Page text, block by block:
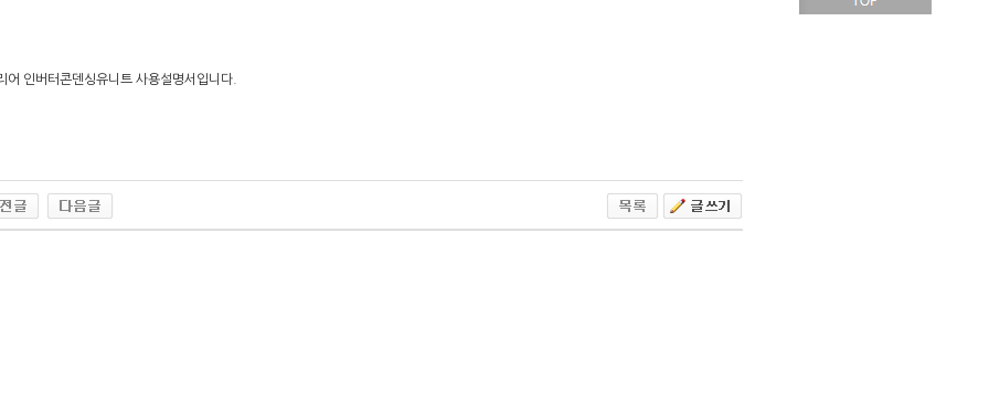
어 인버터콘덴싱유니트 사용설명서입니다.